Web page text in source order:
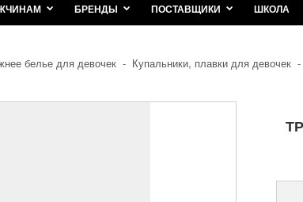
БРЕНДЫ ПОСТАВЩИКИ ШКОЛА
белье для девочек - Купальники, плавки для девочек -